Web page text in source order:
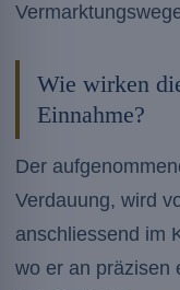
Wie wirken
Einnahme?
Der
Verdauung, wird
anschliessend im
wo er an präzisen